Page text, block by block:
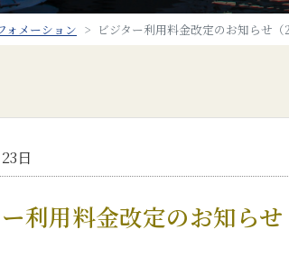
ォメーション ビジター利用料金改定のお知らせ（
日
利用料金改定のお知らせ